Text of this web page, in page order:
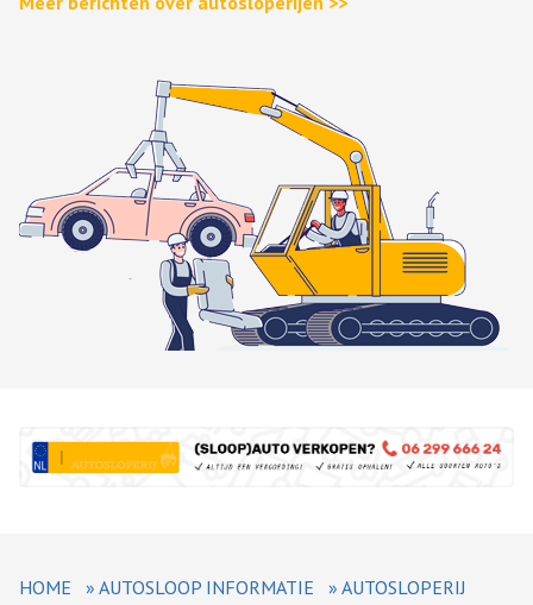
HOME » AUTOSLOOP INFORMATIE » AUTOSLOPERIJ